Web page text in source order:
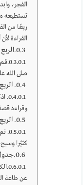
الفجر،
تستطيعه
ربعًا من
القراءة
صلى الله
وقراءة
كثيًرا
عن طاعة